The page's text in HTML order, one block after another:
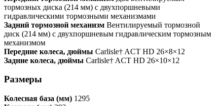
тормозных диска (214 мм) с двухпоршневыми
гидравлическими тормозными механизмами
Задний тормозной механизм Вентилируемый тормозной
диск (214 мм) с двухпоршневым гидравлическим тормозным
механизмом
Передние колеса, дюймы Carlisle† ACT HD 26×8×12
Задние колеса, дюймы Carlisle† ACT HD 26×10×12
Размеры
Колесная база (мм) 1295